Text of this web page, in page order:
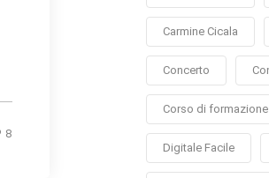
8
Carmine Cicala
Concerto
Corso di formazione
Digitale Facile